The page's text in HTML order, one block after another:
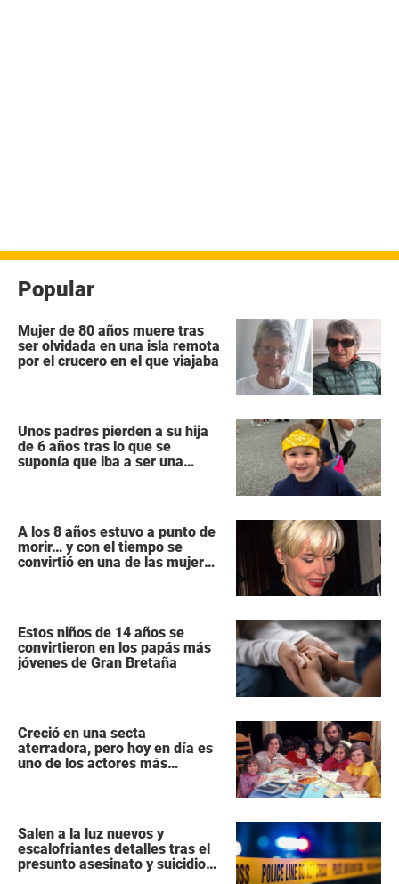
Popular
Mujer de 80 años muere tras
ser olvidada en una isla remota
por el crucero en el que viajaba
Unos padres pierden a su hija
de 6 años tras lo que se
suponía que iba a ser una
A los 8 años estuvo a punto de
morir… y con el tiempo se
convirtió en una de las mujeres
Estos niños de 14 años se
convirtieron en los papás más
jóvenes de Gran Bretaña
Creció en una secta
aterradora, pero hoy en día es
uno de los actores más
Salen a la luz nuevos y
escalofriantes detalles tras el
presunto asesinato y suicidio